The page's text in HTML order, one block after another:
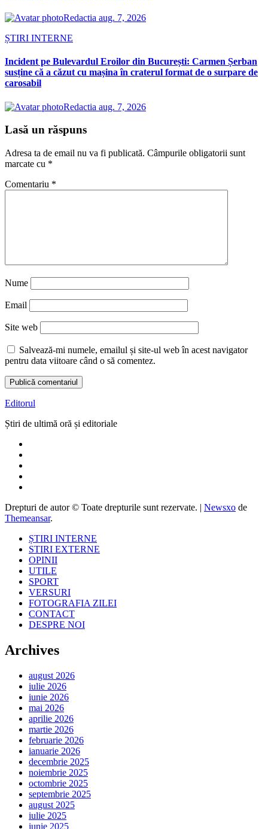
Redactia aug. 7, 2026
ȘTIRI INTERNE
Incident pe Bulevardul Eroilor din București: Carmen Șerban
susține că a căzut cu mașina în craterul format de o surpare de
carosabil
Redactia aug. 7, 2026
Lasă un răspuns
Adresa ta de email nu va fi publicată. Câmpurile obligatorii sunt
marcate cu *
Comentariu *
Nume
Email
Site web
Salvează-mi numele, emailul și site-ul web în acest navigator
pentru data viitoare când o să comentez.
Editorul
Știri de ultimă oră și editoriale
Drepturi de autor © Toate drepturile sunt rezervate. | Newsxo de
Themeansar.
ȘTIRI INTERNE
STIRI EXTERNE
OPINII
UTILE
SPORT
VERSURI
FOTOGRAFIA ZILEI
CONTACT
DESPRE NOI
Archives
august 2026
iulie 2026
iunie 2026
mai 2026
aprilie 2026
martie 2026
februarie 2026
ianuarie 2026
decembrie 2025
noiembrie 2025
octombrie 2025
septembrie 2025
august 2025
iulie 2025
iunie 2025